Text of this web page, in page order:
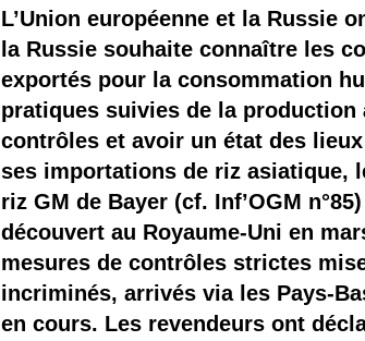
Il y a
Quels sont
L’Union européenne et la Russie
la Russie souhaite connaître les
exportés pour la consommation
pratiques suivies de la production
contrôles et avoir un état des
ses importations de riz asiatique,
riz GM de Bayer (cf. Inf’OGM n°85)
découvert au Royaume-Uni en
mesures de contrôles strictes
incriminés, arrivés via les Pays-
en cours. Les revendeurs ont